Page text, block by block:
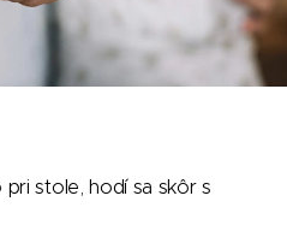
stole, hodí sa skôr s